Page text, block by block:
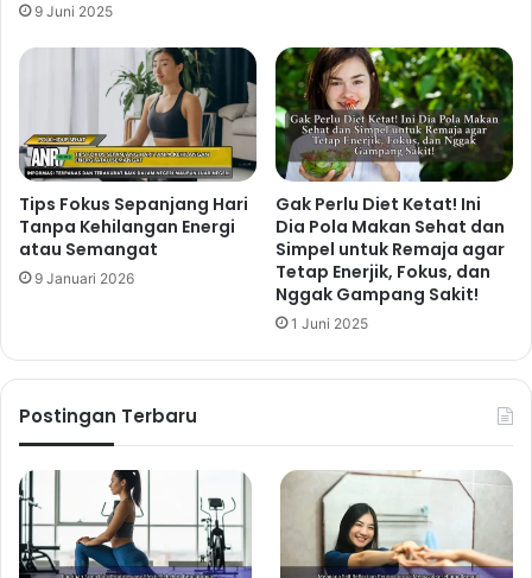
9 Juni 2025
Tips Fokus Sepanjang Hari
Tanpa Kehilangan Energi
atau Semangat
9 Januari 2026
Gak Perlu Diet Ketat! Ini
Dia Pola Makan Sehat dan
Simpel untuk Remaja agar
Tetap Enerjik, Fokus, dan
Nggak Gampang Sakit!
1 Juni 2025
Postingan Terbaru